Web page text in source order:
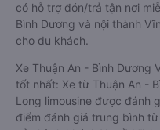
có hỗ trợ đón/trả tận nơi
Bình Dương và nội thành
cho du khách.
Xe Thuận An - Bình Dương
tốt nhất: Xe từ Thuận An -
Long limousine được đánh
điểm đánh giá trung bình